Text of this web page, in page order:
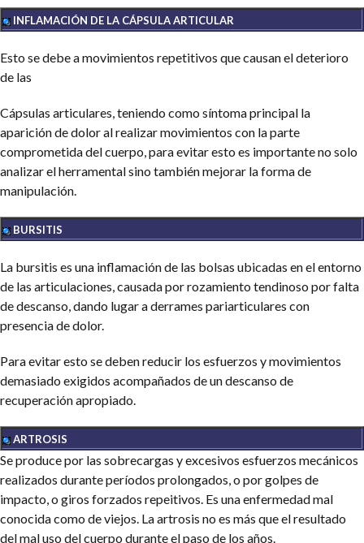
INFLAMACIÓN DE LA CÁPSULA ARTICULAR
Esto se debe a movimientos repetitivos que causan el deterioro
de las
Cápsulas articulares, teniendo como síntoma principal la
aparición de dolor al realizar movimientos con la parte
comprometida del cuerpo, para evitar esto es importante no solo
analizar el herramental sino también mejorar la forma de
manipulación.
BURSITIS
La bursitis es una inflamación de las bolsas ubicadas en el entorno
de las articulaciones, causada por rozamiento tendinoso por falta
de descanso, dando lugar a derrames pariarticulares con
presencia de dolor.
Para evitar esto se deben reducir los esfuerzos y movimientos
demasiado exigidos acompañados de un descanso de
recuperación apropiado.
ARTROSIS
Se produce por las sobrecargas y excesivos esfuerzos mecánicos
realizados durante períodos prolongados, o por golpes de
impacto, o giros forzados repeitivos. Es una enfermedad mal
conocida como de viejos. La artrosis no es más que el resultado
del mal uso del cuerpo durante el paso de los años.